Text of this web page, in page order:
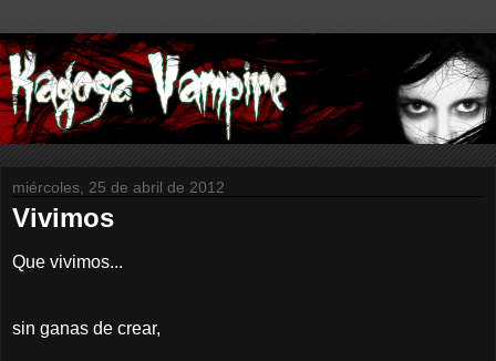
miércoles, 25 de abril de 2012
Vivimos
Que vivimos...
sin ganas de crear,